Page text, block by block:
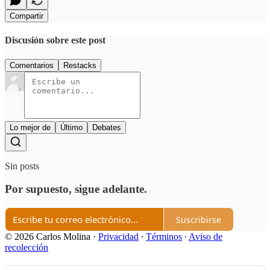
Compartir
Discusión sobre este post
Comentarios Restacks
Lo mejor de Último Debates
Sin posts
Por supuesto, sigue adelante.
Suscribirse
© 2026 Carlos Molina · Privacidad ∙ Términos ∙ Aviso de
recolección